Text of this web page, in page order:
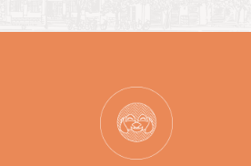
các chương trình kích cầu du